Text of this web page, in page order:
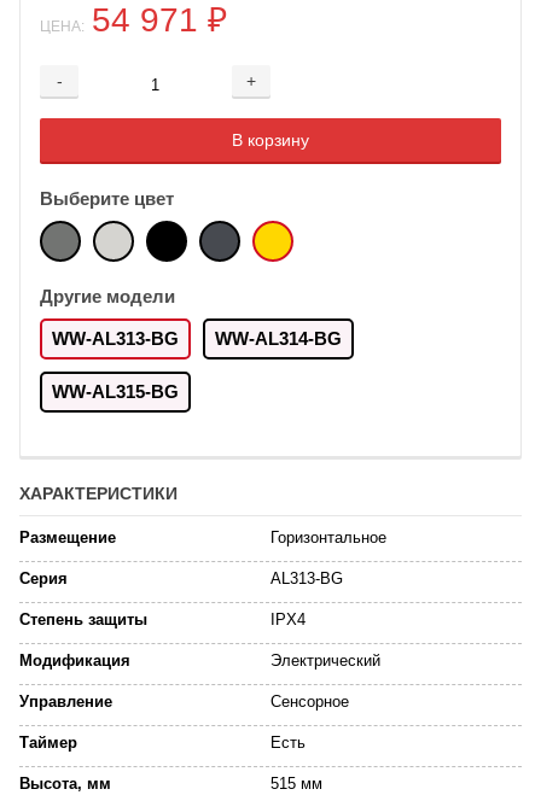
ЦЕНА: 54 971 ₽
- +
Добавляется...
В корзину
Добавлен
Выберите цвет
Другие модели
WW-AL313-BG WW-AL314-BG
WW-AL315-BG
ХАРАКТЕРИСТИКИ
Размещение Горизонтальное
Серия AL313-BG
Степень защиты IPX4
Модификация Электрический
Управление Сенсорное
Таймер Есть
Высота, мм 515 мм